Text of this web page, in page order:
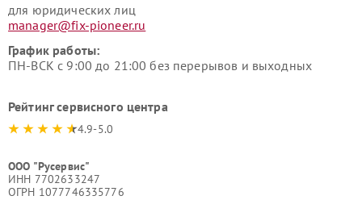
для юридических лиц
manager@fix-pioneer.ru
График работы:
ПН-ВСК с 9:00 до 21:00 без перерывов и выходных
Рейтинг сервисного центра
4.9-5.0
ООО "Русервис"
ИНН 7702633247
ОГРН 1077746335776